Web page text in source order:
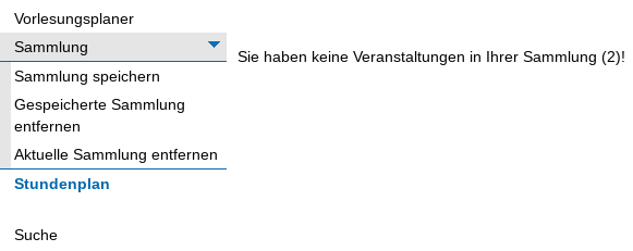
Vorlesungsplaner
Sammlung
Sammlung speichern
Gespeicherte Sammlung
entfernen
Aktuelle Sammlung entfernen
Stundenplan
Suche
Sie haben keine Veranstaltungen in Ihrer Sammlung (2)!